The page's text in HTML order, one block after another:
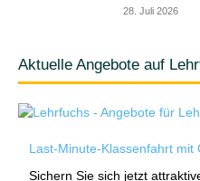
28. Juli 2026
Aktuelle Angebote auf
Last-Minute-Klassenfahrt mit
Sichern Sie sich jetzt